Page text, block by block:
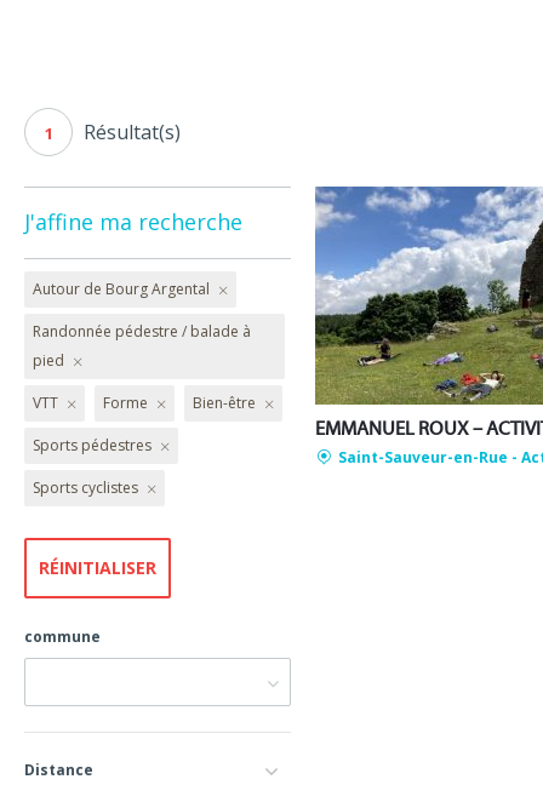
1 Résultat(s)
J'affine ma recherche
Autour de Bourg Argental
Randonnée pédestre / balade à
pied
VTT Forme Bien-être
Sports pédestres
Sports cyclistes
commune
Distance
Saint-Sauveur-en-Rue -